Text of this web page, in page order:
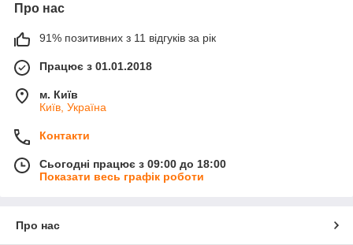
Про нас
91% позитивних з 11 відгуків за рік
Працює з 01.01.2018
м. Київ
Київ, Україна
Контакти
Сьогодні працює з 09:00 до 18:00
Показати весь графік роботи
Про нас